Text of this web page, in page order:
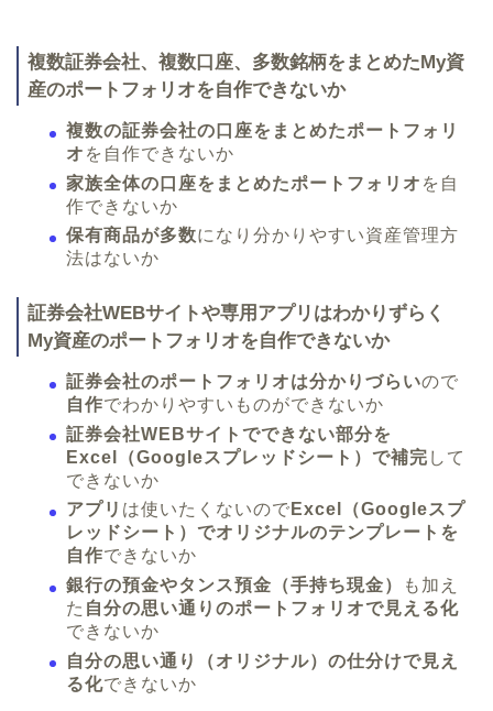
複数証券会社、複数口座、多数銘柄をまとめたMy資
産のポートフォリオを自作できないか
複数の証券会社の口座をまとめたポートフォリ
オ を自作できないか
家族全体の口座をまとめたポートフォリオ を自
作できないか
保有商品が多数になり分かりやすい資産管理方
法はないか
証券会社WEBサイトや専用アプリはわかりずらく
My資産のポートフォリオを自作できないか
証券会社のポートフォリオは分かりづらいので
自作でわかりやすいものができないか
証券会社WEBサイトでできない部分を
Excel（Googleスプレッドシート）で補完 して
できないか
アプリ は使いたくないので Excel（Googleスプ
レッドシート）でオリジナルのテンプレートを
自作できないか
銀行の預金やタンス預金（手持ち現金）
も加え
た 自分の思い通りのポートフォリオで見える化
できないか
自分の思い通り（オリジナル）の仕分けで見え
る化できないか